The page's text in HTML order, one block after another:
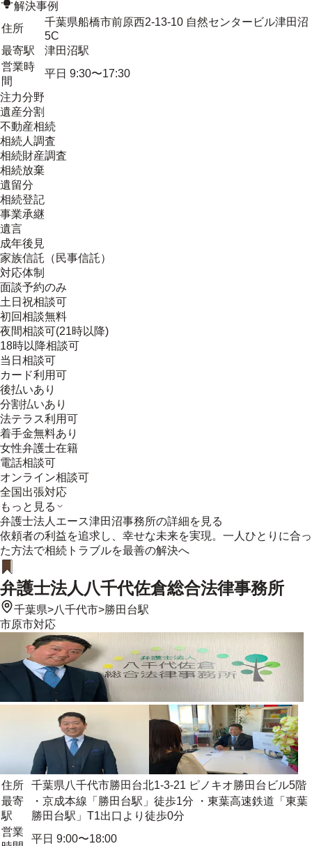
解決事例
住所
千葉県船橋市前原西2-13-10 自然センタービル津田沼
5C
最寄駅
津田沼駅
営業時
間
平日 9:30〜17:30
注力分野
遺産分割
不動産相続
相続人調査
相続財産調査
相続放棄
遺留分
相続登記
事業承継
遺言
成年後見
家族信託（民事信託）
対応体制
面談予約のみ
土日祝相談可
初回相談無料
夜間相談可(21時以降)
18時以降相談可
当日相談可
カード利用可
後払いあり
分割払いあり
法テラス利用可
着手金無料あり
女性弁護士在籍
電話相談可
オンライン相談可
全国出張対応
もっと見る
弁護士法人エース津田沼事務所の詳細を見る
依頼者の利益を追求し、幸せな未来を実現。一人ひとりに合っ
た方法で相続トラブルを最善の解決へ
弁護士法人八千代佐倉総合法律事務所
千葉県>八千代市>勝田台駅
市原市対応
住所
千葉県八千代市勝田台北1-3-21 ピノキオ勝田台ビル5階
最寄
駅
・京成本線「勝田台駅」徒歩1分 ・東葉高速鉄道「東葉
勝田台駅」T1出口より徒歩0分
営業
平日 9:00〜18:00